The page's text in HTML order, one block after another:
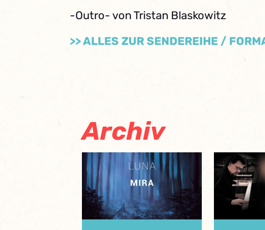
-Outro- von Tristan Blaskowitz
>> ALLES ZUR SENDEREIHE /
Archiv